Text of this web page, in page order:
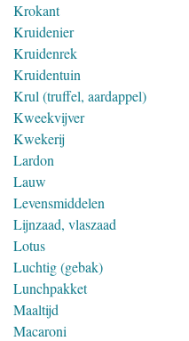
Krokant
Kruidenier
Kruidenrek
Kruidentuin
Krul (truffel, aardappel)
Kweekvijver
Kwekerij
Lardon
Lauw
Levensmiddelen
Lijnzaad, vlaszaad
Lotus
Luchtig (gebak)
Lunchpakket
Maaltijd
Macaroni